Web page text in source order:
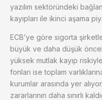
yazılım sektöründeki
kayıpları ile ikinci aşama
ECB’ye göre sigorta
büyük ve daha düşük
yüksek mutlak kayıp
fonları ise toplam
kurumlar arasında yer
zararlarının daha sınırlı